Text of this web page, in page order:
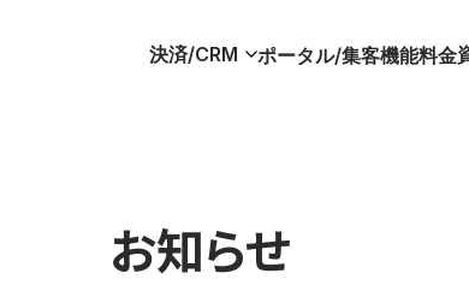
決済/CRM ポータル/集客機能料金
お知らせ